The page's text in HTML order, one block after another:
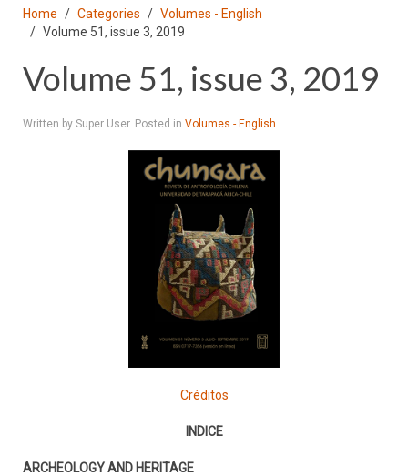
Home Categories
Volumes - English
Volume 51, issue 3, 2019
Volume 51, issue 3, 2019
Written by Super User. Posted in Volumes - English
Créditos
INDICE
ARCHEOLOGY AND HERITAGE